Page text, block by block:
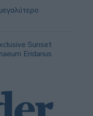
Sunset
Eridanus